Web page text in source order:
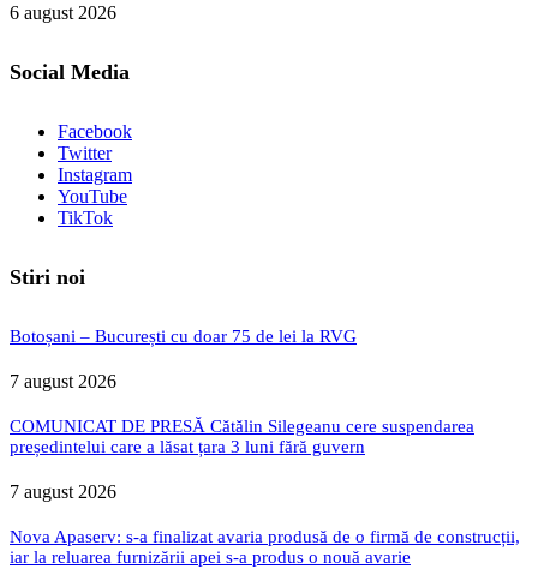
6 august 2026
Social Media
Facebook
Twitter
Instagram
YouTube
TikTok
Stiri noi
Botoșani – București cu doar 75 de lei la RVG
7 august 2026
COMUNICAT DE PRESĂ Cătălin Silegeanu cere suspendarea
președintelui care a lăsat țara 3 luni fără guvern
7 august 2026
Nova Apaserv: s-a finalizat avaria produsă de o firmă de construcții,
iar la reluarea furnizării apei s-a produs o nouă avarie